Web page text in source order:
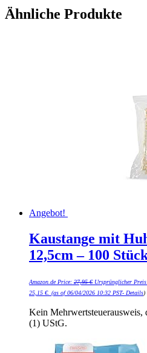
Ähnliche Produkte
Angebot!
Kaustange mit
12,5cm – 100
Amazon.de Price: 27,95€ Ursprünglicher
25,15 €. (as of 06/04/2026 10:32 PST- Details)
Kein Mehrwertsteuerausweis,
(1) UStG.